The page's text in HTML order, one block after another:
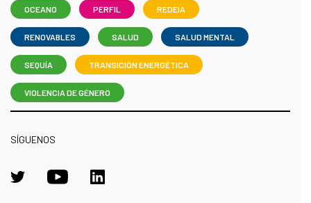
OCEANO PERFIL REDEIA
RENOVABLES SALUD SALUD MENTAL
SEQUÍA TRANSICIÓN ENERGÉTICA
VIOLENCIA DE GÉNERO
SÍGUENOS